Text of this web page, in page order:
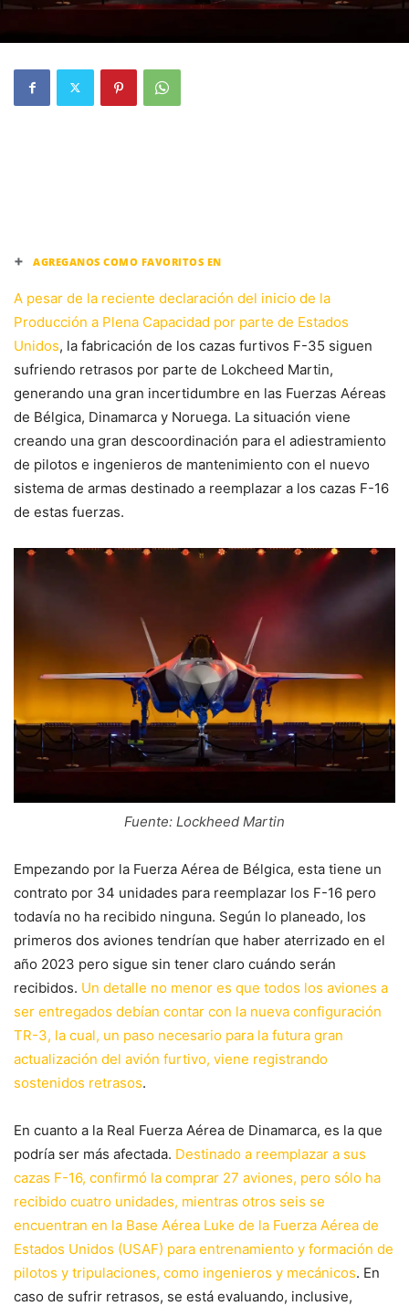
+ AGREGANOS COMO FAVORITOS EN
A pesar de la reciente declaración del inicio de la
Producción a Plena Capacidad por parte de Estados
Unidos, la fabricación de los cazas furtivos F-35 siguen
sufriendo retrasos por parte de Lokcheed Martin,
generando una gran incertidumbre en las Fuerzas Aéreas
de Bélgica, Dinamarca y Noruega. La situación viene
creando una gran descoordinación para el adiestramiento
de pilotos e ingenieros de mantenimiento con el nuevo
sistema de armas destinado a reemplazar a los cazas F-16
de estas fuerzas.
Fuente: Lockheed Martin
Empezando por la Fuerza Aérea de Bélgica, esta tiene un
contrato por 34 unidades para reemplazar los F-16 pero
todavía no ha recibido ninguna. Según lo planeado, los
primeros dos aviones tendrían que haber aterrizado en el
año 2023 pero sigue sin tener claro cuándo serán
recibidos. Un detalle no menor es que todos los aviones a
ser entregados debían contar con la nueva configuración
TR-3, la cual, un paso necesario para la futura gran
actualización del avión furtivo, viene registrando
sostenidos retrasos.
En cuanto a la Real Fuerza Aérea de Dinamarca, es la que
podría ser más afectada. Destinado a reemplazar a sus
cazas F-16, confirmó la comprar 27 aviones, pero sólo ha
recibido cuatro unidades, mientras otros seis se
encuentran en la Base Aérea Luke de la Fuerza Aérea de
Estados Unidos (USAF) para entrenamiento y formación de
pilotos y tripulaciones, como ingenieros y mecánicos. En
caso de sufrir retrasos, se está evaluando, inclusive,